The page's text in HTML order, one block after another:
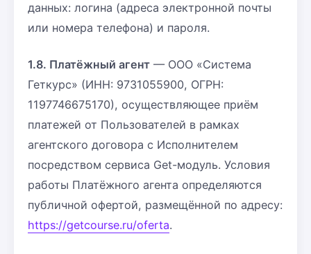
данных: логина (адреса электронной почты
или номера телефона) и пароля.
1.8. Платёжный агент — ООО «Система
Геткурс» (ИНН: 9731055900, ОГРН:
1197746675170), осуществляющее приём
платежей от Пользователей в рамках
агентского договора с Исполнителем
посредством сервиса Get-модуль. Условия
работы Платёжного агента определяются
публичной офертой, размещённой по адресу:
https://getcourse.ru/oferta.